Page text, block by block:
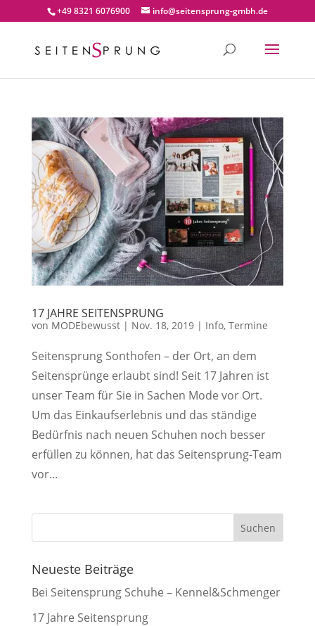
+49 8321 6076900 info@seitensprung-gmbh.de
17 JAHRE SEITENSPRUNG
von MODEbewusst| Nov. 18, 2019| Info, Termine
Seitensprung Sonthofen – der Ort, an dem
Seitensprünge erlaubt sind! Seit 17 Jahren ist
unser Team für Sie in Sachen Mode vor Ort.
Um das Einkaufserlebnis und das ständige
Bedürfnis nach neuen Schuhen noch besser
erfüllen zu können, hat das Seitensprung-Team
vor...
Neueste Beiträge
Bei Seitensprung Schuhe – Kennel&Schmenger
17 Jahre Seitensprung